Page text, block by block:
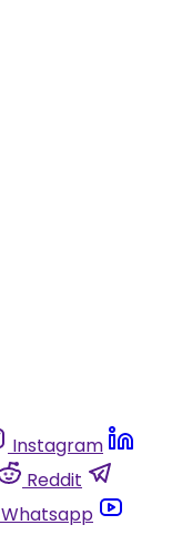
Instagram
Reddit
Whatsapp